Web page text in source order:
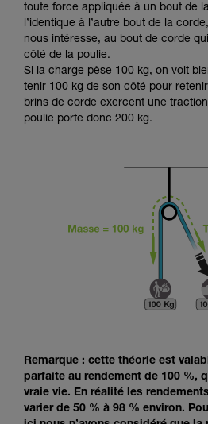
avec un professionnel
la manipulation, seul, en
de la reproduire en
Nous donnons des
liées à votre activité. Il
que nous ne décrivons
toute force appliquée à un bout de
l’identique à l’autre bout de la
nous intéresse, au bout de corde
côté de la poulie.
Si la charge pèse 100 kg, on voit
tenir 100 kg de son côté pour
brins de corde exercent une
poulie porte donc 200 kg.
Remarque : cette théorie est
parfaite au rendement de 100 %,
vraie vie. En réalité les
varier de 50 % à 98 % environ.